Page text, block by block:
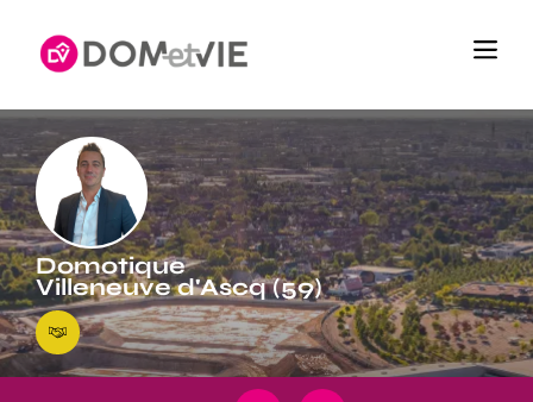
Domotique
Villeneuve d'Ascq (59)